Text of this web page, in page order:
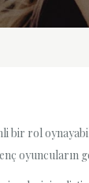
rol
oyuncuların